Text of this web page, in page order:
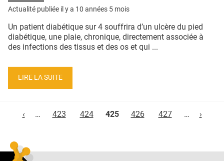
Actualité publiée il y a 10 années 5 mois
Un patient diabétique sur 4 souffrira d’un ulcère du pied
diabétique, une plaie, chronique, directement associée à
des infections des tissus et des os et qui ...
LIRE LA SUITE
‹
… 423 424 425 426 427 … ›